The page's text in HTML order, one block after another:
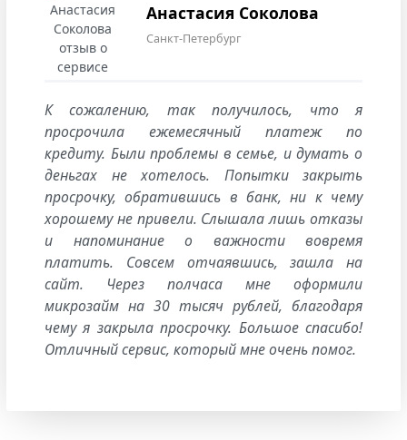
Анастасия Соколова
Санкт-Петербург
К сожалению, так получилось, что я
просрочила ежемесячный платеж по
кредиту. Были проблемы в семье, и думать о
деньгах не хотелось. Попытки закрыть
просрочку, обратившись в банк, ни к чему
хорошему не привели. Слышала лишь отказы
и напоминание о важности вовремя
платить. Совсем отчаявшись, зашла на
сайт. Через полчаса мне оформили
микрозайм на 30 тысяч рублей, благодаря
чему я закрыла просрочку. Большое спасибо!
Отличный сервис, который мне очень помог.